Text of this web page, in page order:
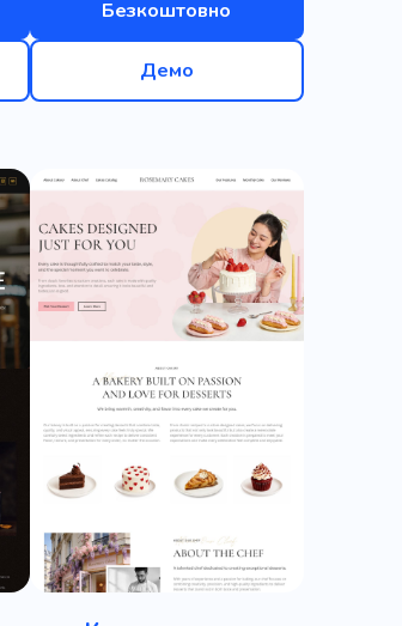
Безкоштовно
Демо